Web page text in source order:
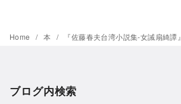
Home 本 『佐藤春夫台湾小説集-女誡扇綺譚』
ブログ内検索